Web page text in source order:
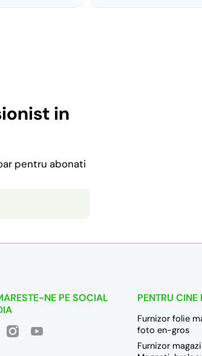
in
pentru abonati
NE PE SOCIAL
greenprint0/
instagramcom/greenprintro/
youtubecom/channel/
wame/40728350300
PENTRU CINE
Furnizor folie
foto en-gros
Furnizor